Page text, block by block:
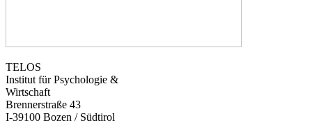
TELOS
Institut für Psychologie &
Wirtschaft
Brennerstraße 43
I-39100 Bozen / Südtirol